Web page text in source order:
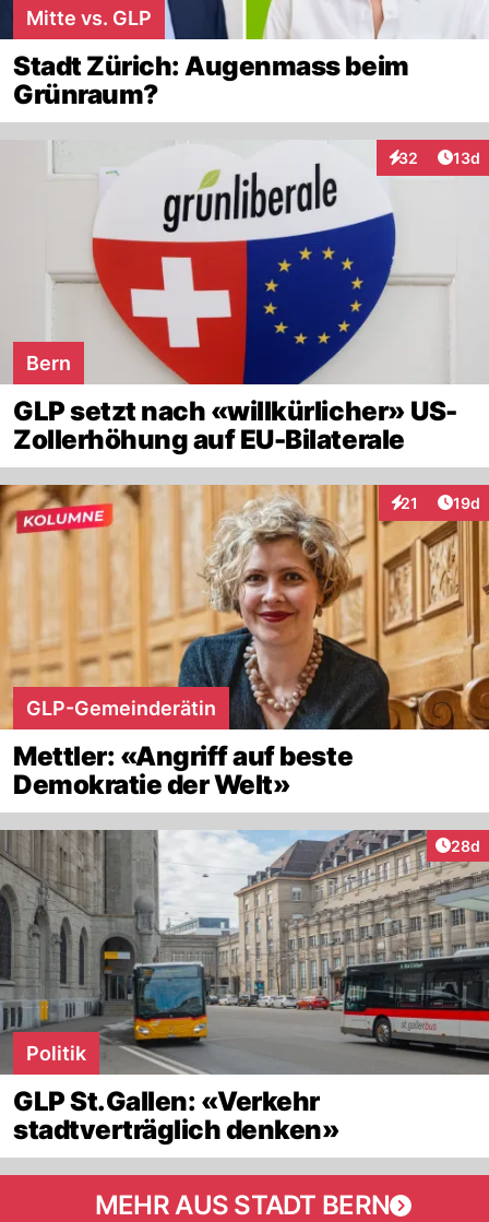
Mitte vs. GLP
Stadt Zürich: Augenmass beim
Grünraum?
32
Interaktionen
13d
Bern
GLP setzt nach «willkürlicher» US-
Zollerhöhung auf EU-Bilaterale
21
Interaktionen
19d
GLP-Gemeinderätin
Mettler: «Angriff auf beste
Demokratie der Welt»
28d
Politik
GLP St.Gallen: «Verkehr
stadtverträglich denken»
MEHR AUS STADT BERN